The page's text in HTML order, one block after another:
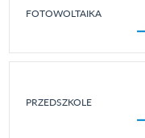
FOTOWOLTAIKA
PRZEDSZKOLE